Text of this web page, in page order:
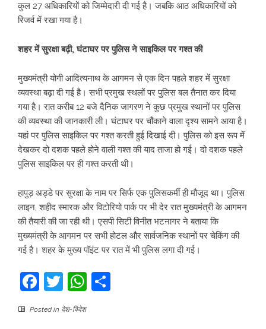
कुल 27 अधिकारियों को जिम्मेदारी दी गई है। जबकि आठ अधिकारियों को
रिजर्व में रखा गया है।
शहर में सुरक्षा बढ़ी, घंटाघर पर पुलिस ने साइकिल पर गश्त की
मुख्यमंत्री योगी आदित्यनाथ के आगमन से एक दिन पहले शहर में सुरक्षा
व्यवस्था बढ़ा दी गई है। सभी प्रमुख स्थलों पर पुलिस बल तैनात कर दिया
गया है। रात करीब 12 बजे दैनिक जागरण ने कुछ प्रमुख स्थानों पर पुलिस
की व्यवस्था की जानकारी ली। घंटाघर पर चौंकाने वाला दृश्य सामने आया है।
यहां पर पुलिस साइकिल पर गश्त करती हुई दिखाई दी। पुलिस को इस रूप में
देखकर दो दशक पहले होने वाली गश्त की याद ताजा हो गई। दो दशक पहले
पुलिस साइकिल पर ही गश्त करती थी।
हापुड़ अड्डे पर सुरक्षा के नाम पर सिर्फ एक पुलिसकर्मी ही मौजूद था। पुलिस
लाइन, शहीद स्मारक और विटोरियो पार्क पर भी देर रात मुख्यमंत्री के आगमन
की तैयारी की जा रही थी। एसपी सिटी विनीत भटनागर ने बताया कि
मुख्यमंत्री के आगमन पर सभी होटल और सार्वजनिक स्थानों पर चेकिंग की
गई है। शहर के मुख्य पॉइंट पर रात में भी पुलिस लगा दी गई।
Facebook
TwitterWhatsApp
Posted in देश-विदेश